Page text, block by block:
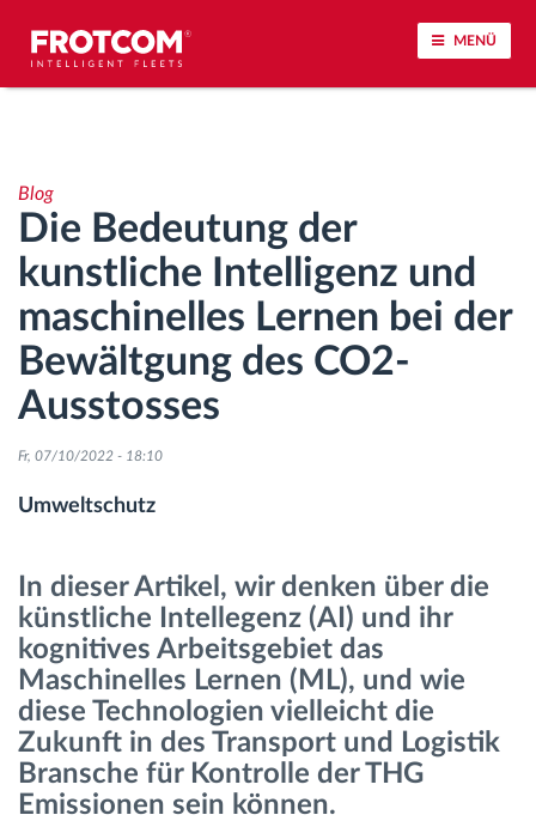
MENÜ
Driving behavior analysis
Driving times monitoring
Workforce management
Remote Tacho Download
Access control
Route planning and monitoring
Automatic driver identification
Entdecken Sie alle Funktionen
Blog
Die Bedeutung der
kunstliche Intelligenz und
maschinelles Lernen bei der
Bewältgung des CO2-
Ausstosses
Fr, 07/10/2022 - 18:10
Umweltschutz
In dieser Artikel, wir denken über die
künstliche Intellegenz (AI) und ihr
kognitives Arbeitsgebiet das
Maschinelles Lernen (ML), und wie
diese Technologien vielleicht die
Zukunft in des Transport und Logistik
Bransche für Kontrolle der THG
Emissionen sein können.